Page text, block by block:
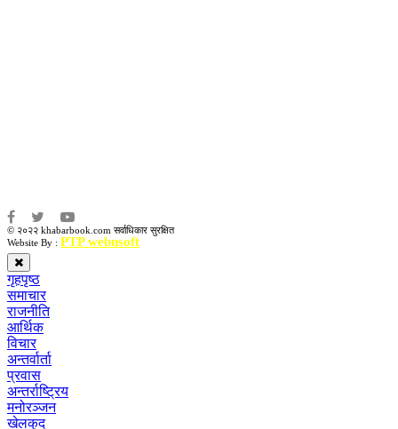
© २०२२ khabarbook.com सर्वाधिकार सुरक्षित
Website By : PTP webnsoft
गृहपृष्ठ
समाचार
राजनीति
आर्थिक
विचार
अन्तर्वार्ता
प्रवास
अन्तर्राष्ट्रिय
मनोरञ्जन
खेलकुद